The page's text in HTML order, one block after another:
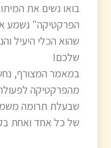
בואו נשים את
הפרקטיקה" נשמע
שהוא הכלי היעיל
שלכם!
במאמר המצורף,
מהפרקטיקה
שבעלת תרומה
של כל אחד ואחת